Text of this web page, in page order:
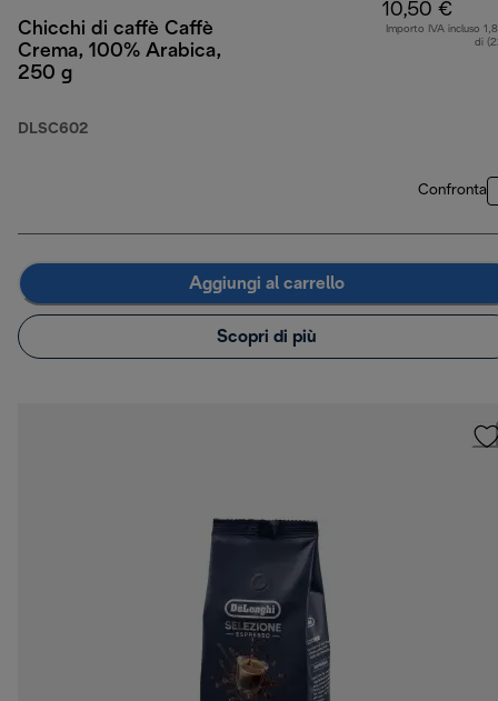
Chicchi di caffè Caffè
Crema, 100% Arabica,
250 g
DLSC602
10,50 €
Importo IVA incluso
di
Confronta
Aggiungi al carrello
Scopri di più